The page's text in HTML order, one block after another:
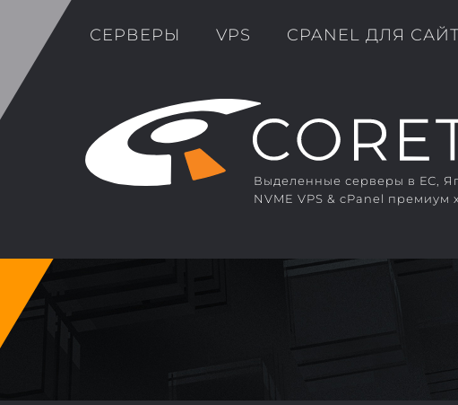
СЕРВЕРЫ VPS CPANEL ДЛЯ
Выделенные серверы в ЕС,
NVME VPS & cPanel премиум